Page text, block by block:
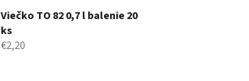
Viečko TO 82 0,7 l balenie 20
ks
€2,20